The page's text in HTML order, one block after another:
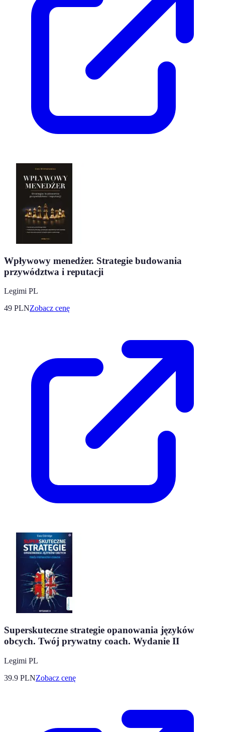
Wpływowy menedżer. Strategie budowania
przywództwa i reputacji
Legimi PL
49 PLNZobacz cenę
Superskuteczne strategie opanowania języków
obcych. Twój prywatny coach. Wydanie II
Legimi PL
39.9 PLNZobacz cenę